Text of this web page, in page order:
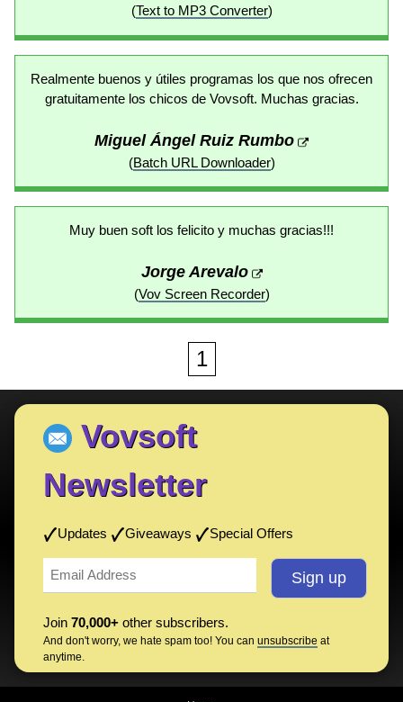
(Text to MP3 Converter)
Realmente buenos y útiles programas los que nos ofrecen
gratuitamente los chicos de Vovsoft. Muchas gracias.
Miguel Ángel Ruiz Rumbo
(Batch URL Downloader)
Muy buen soft los felicito y muchas gracias!!!
Jorge Arevalo
(Vov Screen Recorder)
1
Vovsoft
Newsletter
Updates Giveaways Special Offers
Join 70,000+ other subscribers.
And don't worry, we hate spam too! You can unsubscribe at
anytime.